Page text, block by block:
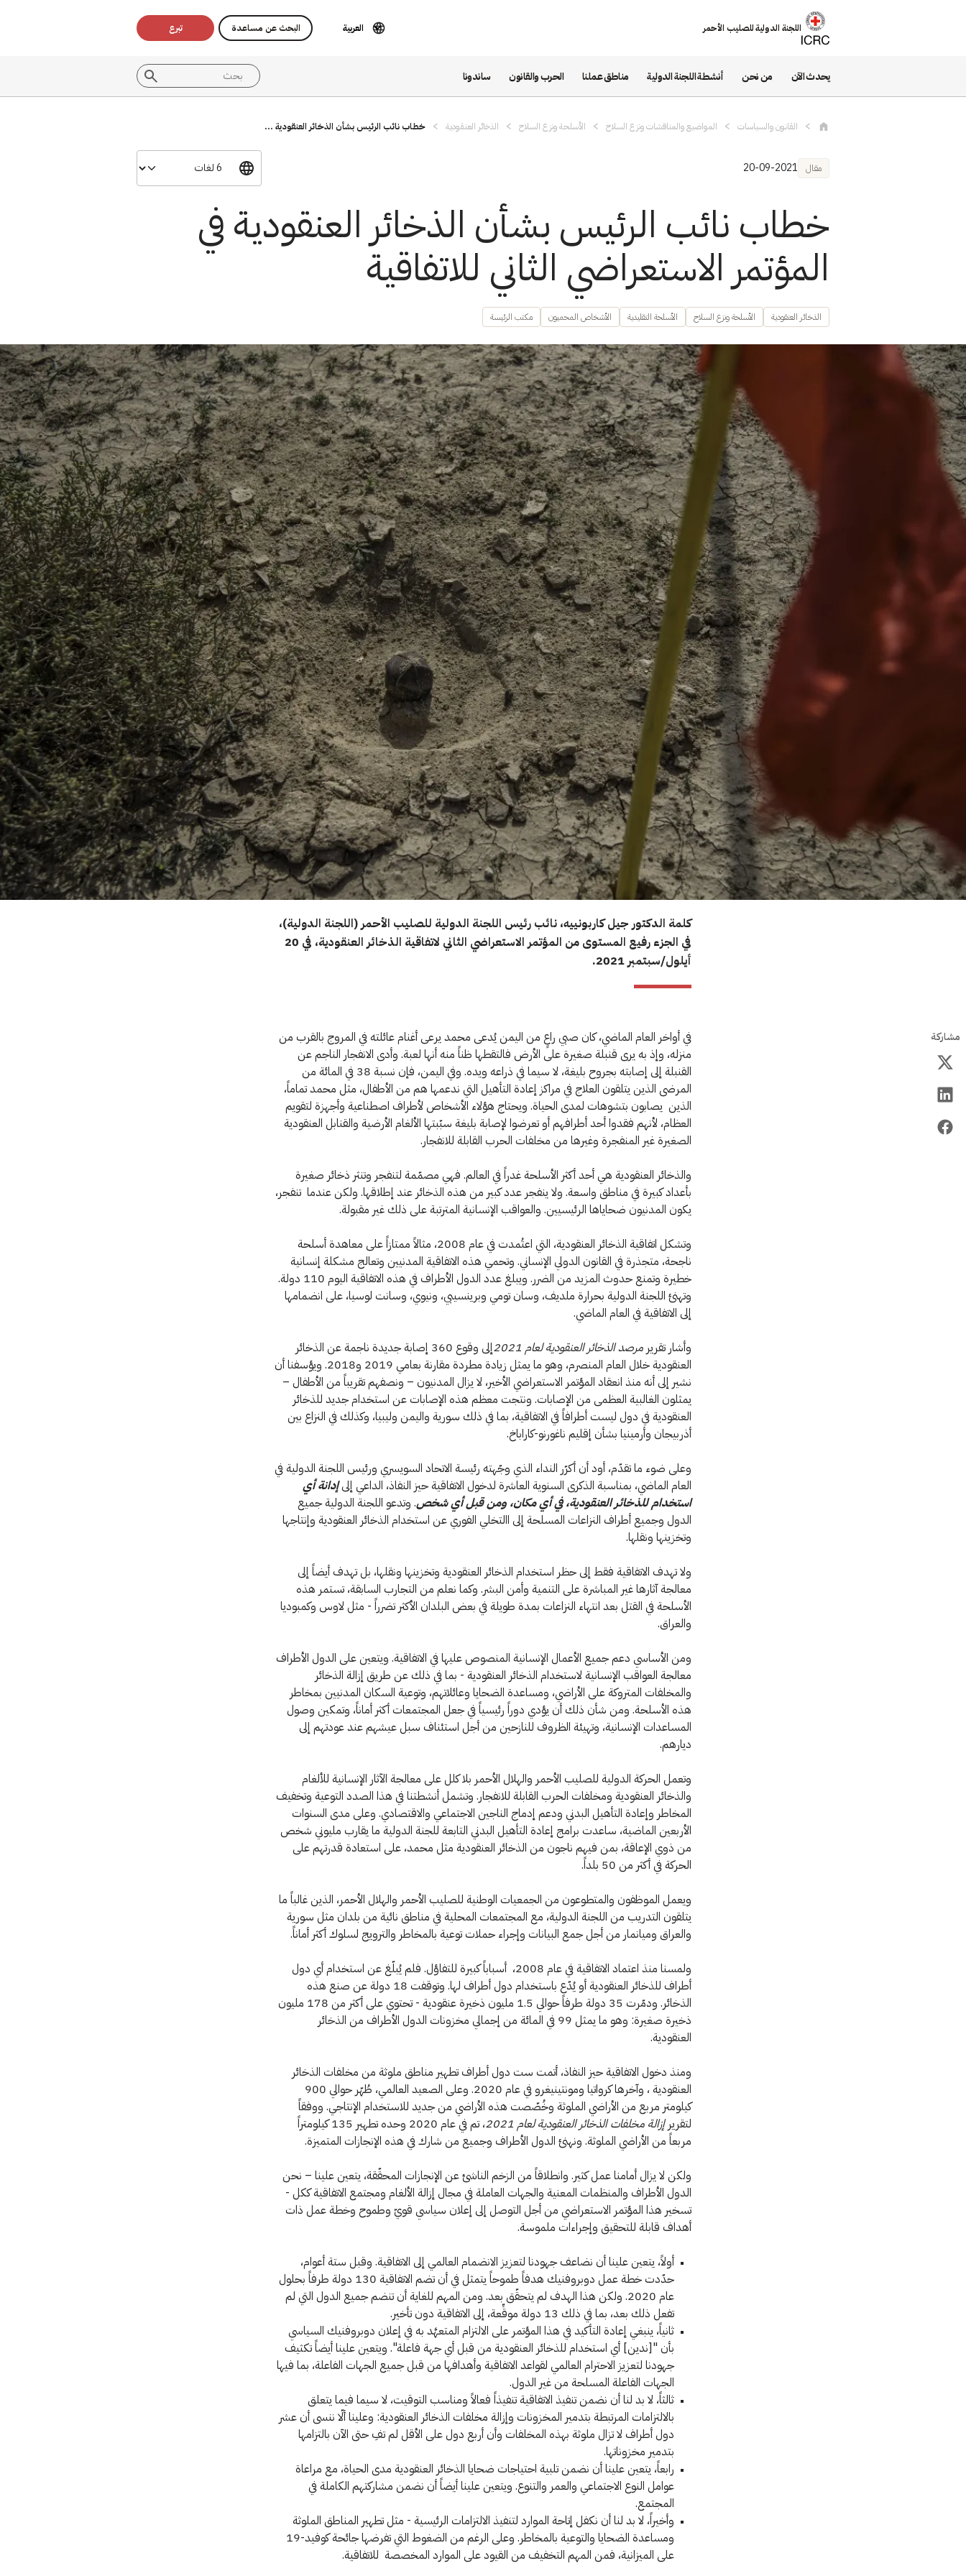
اللجنة الدولية للصليب الأحمر العربية البحث عن مساعدة تبرع
يحدث الآن من نحن أنشطة اللجنة الدولية مناطق عملنا الحرب والقانون ساندونا
القانون والسياسات المواضيع والمناقشات ونزع السلاح الأسلحة ونزع السلاح الذخائر العنقودية خطاب نائب الرئيس بشأن الذخائر العنقودية ...
مقال 20-09-2021
خطاب نائب الرئيس بشأن الذخائر العنقودية في
المؤتمر الاستعراضي الثاني للاتفاقية
الذخائر العنقودية الأسلحة ونزع السلاح الأسلحة التقليدية الأشخاص المحميون مكتب الرئيسة
كلمة الدكتور جيل كاربونييه، نائب رئيس اللجنة الدولية للصليب الأحمر (اللجنة الدولية)،
في الجزء رفيع المستوى من المؤتمر الاستعراضي الثاني لاتفاقية الذخائر العنقودية، في 20
أيلول/سبتمبر 2021.
مشاركة
في أواخر العام الماضي، كان صبي راعٍ من اليمن يُدعى محمد يرعى أغنام عائلته في المروج بالقرب من
منزله، وإذ به يرى قنبلة صغيرة على الأرض فالتقطها ظناً منه أنها لعبة. وأدى الانفجار الناجم عن
القنبلة إلى إصابته بجروح بليغة، لا سيما في ذراعه ويده. وفي اليمن، فإن نسبة 38 في المائة من
المرضى الذين يتلقون العلاج في مراكز إعادة التأهيل التي ندعمها هم من الأطفال، مثل محمد تماماً،
الذين يصابون بتشوهات لمدى الحياة. ويحتاج هؤلاء الأشخاص لأطراف اصطناعية وأجهزة لتقويم
العظام، لأنهم فقدوا أحد أطرافهم أو تعرضوا لإصابة بليغة سبّبتها الألغام الأرضية والقنابل العنقودية
الصغيرة غير المنفجرة وغيرها من مخلفات الحرب القابلة للانفجار.
والذخائر العنقودية هي أحد أكثر الأسلحة غدراً في العالم. فهي مصمّمة لتنفجر وتنثر ذخائر صغيرة
بأعداد كبيرة في مناطق واسعة. ولا ينفجر عدد كبير من هذه الذخائر عند إطلاقها. ولكن عندما تنفجر،
يكون المدنيون ضحاياها الرئيسيين. والعواقب الإنسانية المترتبة على ذلك غير مقبولة.
وتشكل اتفاقية الذخائر العنقودية، التي اعتُمدت في عام 2008، مثالاً ممتازاً على معاهدة أسلحة
ناجحة، متجذرة في القانون الدولي الإنساني. وتحمي هذه الاتفاقية المدنيين وتعالج مشكلة إنسانية
خطيرة وتمنع حدوث المزيد من الضرر. ويبلغ عدد الدول الأطراف في هذه الاتفاقية اليوم 110 دولة.
وتهنئ اللجنة الدولية بحرارة ملديف، وسان تومي وبرينسيبي، ونيوي، وسانت لوسيا، على انضمامها
إلى الاتفاقية في العام الماضي.
وأشار تقرير مرصد الذخائر العنقودية لعام 2021
إلى وقوع 360 إصابة جديدة ناجمة عن الذخائر
العنقودية خلال العام المنصرم، وهو ما يمثل زيادة مطردة مقارنة بعامي 2019 و2018. ويؤسفنا أن
نشير إلى أنه منذ انعقاد المؤتمر الاستعراضي الأخير، لا يزال المدنيون – ونصفهم تقريباً من الأطفال –
يمثلون الغالبية العظمى من الإصابات. ونتجت معظم هذه الإصابات عن استخدام جديد للذخائر
العنقودية في دول ليست أطرافاً في الاتفاقية، بما في ذلك سورية واليمن وليبيا، وكذلك في النزاع بين
أذربيجان وأرمينيا بشأن إقليم ناغورنو-كاراباخ.
وعلى ضوء ما تقدّم، أود أن أكرّر النداء الذي وجّهته رئيسة الاتحاد السويسري ورئيس اللجنة الدولية في
العام الماضي، بمناسبة الذكرى السنوية العاشرة لدخول الاتفاقية حيز النفاذ، الداعي إلىإدانة أي
استخدام للذخائر العنقودية، في أي مكان، ومن قبل أي شخص. وتدعو اللجنة الدولية جميع
الدول وجميع أطراف النزاعات المسلحة إلى االتخلي الفوري عن استخدام الذخائر العنقودية وإنتاجها
وتخزينها ونقلها.
ولا تهدف الاتفاقية فقط إلى حظر استخدام الذخائر العنقودية وتخزينها ونقلها، بل تهدف أيضاً إلى
معالجة آثارها غير المباشرة على التنمية وأمن البشر. وكما نعلم من التجارب السابقة، تستمر هذه
الأسلحة في القتل بعد انتهاء النزاعات بمدة طويلة في بعض البلدان الأكثر تضرراً - مثل لاوس وكمبوديا
والعراق.
ومن الأساسي دعم جميع الأعمال الإنسانية المنصوص عليها في الاتفاقية. ويتعين على الدول الأطراف
معالجة العواقب الإنسانية لاستخدام الذخائر العنقودية - بما في ذلك عن طريق إزالة الذخائر
والمخلفات المتروكة على الأراضي، ومساعدة الضحايا وعائلاتهم، وتوعية السكان المدنيين بمخاطر
هذه الأسلحة. ومن شأن ذلك أن يؤدي دوراً رئيسياً في جعل المجتمعات أكثر أماناً، وتمكين وصول
المساعدات الإنسانية، وتهيئة الظروف للنازحين من أجل استئناف سبل عيشهم عند عودتهم إلى
ديارهم.
وتعمل الحركة الدولية للصليب الأحمر والهلال الأحمر بلا كلل على معالجة الآثار الإنسانية للألغام
والذخائر العنقودية ومخلفات الحرب القابلة للانفجار. وتشمل أنشطتنا في هذا الصدد التوعية وتخفيف
المخاطر وإعادة التأهيل البدني ودعم إدماج الناجين الاجتماعي والاقتصادي. وعلى مدى السنوات
الأربعين الماضية، ساعدت برامج إعادة التأهيل البدني التابعة للجنة الدولية ما يقارب مليوني شخص
من ذوي الإعاقة، بمن فيهم ناجون من الذخائر العنقودية مثل محمد، على استعادة قدرتهم على
الحركة في أكثر من 50 بلداً.
ويعمل الموظفون والمتطوعون من الجمعيات الوطنية للصليب الأحمر والهلال الأحمر، الذين غالباً ما
يتلقون التدريب من اللجنة الدولية، مع المجتمعات المحلية في مناطق نائية من بلدان مثل سورية
والعراق وميانمار من أجل جمع البيانات وإجراء حملات توعية بالمخاطر والترويج لسلوك أكثر أماناً.
ولمسنا منذ اعتماد الاتفاقية في عام 2008، أسباباً كبيرة للتفاؤل. فلم يُبلّغ عن استخدام أي دول
أطراف للذخائر العنقودية أو يُدّع باستخدام دول أطراف لها. وتوقفت 18 دولة عن صنع هذه
الذخائر. ودمّرت 35 دولة طرفاً حوالي 1.5 مليون ذخيرة عنقودية - تحتوي على أكثر من 178 مليون
ذخيرة صغيرة: وهو ما يمثل 99 في المائة من إجمالي مخزونات الدول الأطراف من الذخائر
العنقودية.
ومنذ دخول الاتفاقية حيز النفاذ، أتمت ست دول أطراف تطهير مناطق ملوثة من مخلفات الذخائر
العنقودية ، وآخرها كرواتيا ومونتينيغرو في عام 2020. وعلى الصعيد العالمي، طُهّر حوالي 900
كيلومتر مربع من الأراضي الملوثة وخُصّصت هذه الأراضي من جديد للاستخدام الإنتاجي. ووفقاً
لتقريرإزالة مخلفات الذخائر العنقودية لعام 2021
، تم في عام 2020 وحده تطهير 135 كيلومتراً
مربعاً من الأراضي الملوثة. ونهنئ الدول الأطراف وجميع من شارك في هذه الإنجازات المتميزة.
ولكن لا يزال أمامنا عمل كثير. وانطلاقاً من الزخم الناشئ عن الإنجازات المحقّقة، يتعين علينا – نحن
الدول الأطراف والمنظمات المعنية والجهات العاملة في مجال إزالة الألغام ومجتمع الاتفاقية ككل -
تسخير هذا المؤتمر الاستعراضي من أجل التوصل إلى إعلان سياسي قويّ وطموح وخطة عمل ذات
أهداف قابلة للتحقيق وإجراءات ملموسة.
أولاً، يتعين علينا أن نضاعف جهودنا لتعزيز الانضمام العالمي إلى الاتفاقية. وقبل ستة أعوام،
حدّدت خطة عمل دوبروفنيك هدفاً طموحاً يتمثل في أن تضم الاتفاقية 130 دولة طرفاً بحلول
عام 2020. ولكن هذا الهدف لم يتحقّق بعد. ومن المهم للغاية أن تنضم جميع الدول التي لم
تفعل ذلك بعد، بما في ذلك 13 دولة موقِّعة، إلى الاتفاقية دون تأخير.
ثانياً، ينبغي إعادة التأكيد في هذا المؤتمر على الالتزام المتعهَّد به في إعلان دوبروفنيك السياسي
بأن "[ندين] أي استخدام للذخائر العنقودية من قبل أي جهة فاعلة". ويتعين علينا أيضاً تكثيف
جهودنا لتعزيز الاحترام العالمي لقواعد الاتفاقية وأهدافها من قبل جميع الجهات الفاعلة، بما فيها
الجهات الفاعلة المسلحة من غير الدول.
ثالثاً، لا بد لنا أن نضمن تنفيذ الاتفاقية تنفيذاً فعالاً ومناسب التوقيت، لا سيما فيما يتعلق
بالالتزامات المرتبطة بتدمير المخزونات وإزالة مخلفات الذخائر العنقودية: وعلينا ألّا ننسى أن عشر
دول أطراف لا تزال ملوثة بهذه المخلفات وأن أربع دول على الأقل لم تفِ حتى الآن بالتزامها
بتدمير مخزوناتها.
رابعاً، يتعين علينا أن نضمن تلبية احتياجات ضحايا الذخائر العنقودية مدى الحياة، مع مراعاة
عوامل النوع الاجتماعي والعمر والتنوع. ويتعين علينا أيضاً أن نضمن مشاركتهم الكاملة في
المجتمع.
وأخيراً، لا بد لنا أن نكفل إتاحة الموارد لتنفيذ الالتزامات الرئيسية - مثل تطهير المناطق الملوثة
ومساعدة الضحايا والتوعية بالمخاطر. وعلى الرغم من الضغوط التي تفرضها جائحة كوفيد-19
على الميزانية، فمن المهم التخفيف من القيود على الموارد المخصصة للاتفاقية.